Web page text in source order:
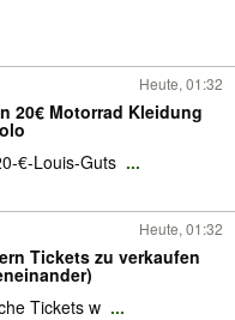
Heute, 01:32
20€ Motorrad Kleidung
€-Louis-Guts ...
Heute, 01:32
Tickets zu verkaufen
Tickets w ...